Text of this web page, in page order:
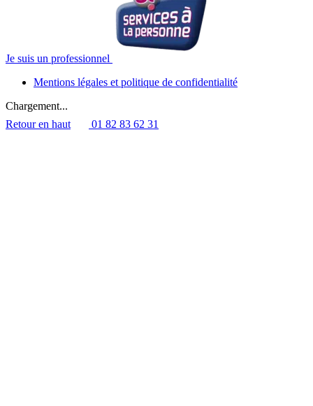
Je suis un professionnel
Mentions légales et politique de confidentialité
Chargement...
Retour en haut
01 82 83 62 31